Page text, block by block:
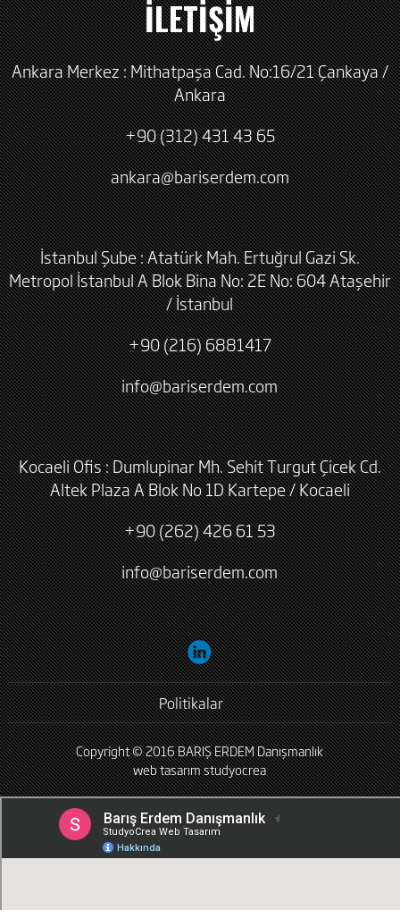
İLETİŞİM
Ankara Merkez : Mithatpaşa Cad. No:16/21 Çankaya /
Ankara
+90 (312) 431 43 65
ankara@bariserdem.com
İstanbul Şube : Atatürk Mah. Ertuğrul Gazi Sk.
Metropol İstanbul A Blok Bina No: 2E No: 604 Ataşehir
/ İstanbul
+90 (216) 6881417
info@bariserdem.com
Kocaeli Ofis : Dumlupinar Mh. Sehit Turgut Çicek Cd.
Altek Plaza A Blok No 1D Kartepe / Kocaeli
+90 (262) 426 61 53
info@bariserdem.com
Politikalar
Copyright © 2016 BARIŞ ERDEM Danışmanlık
web tasarımstudyocrea